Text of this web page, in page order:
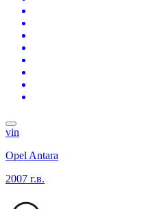
vin
Opel Antara
2007 г.в.